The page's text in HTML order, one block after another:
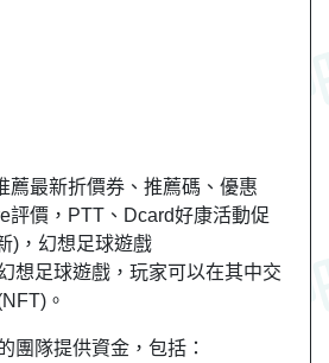
薦最新折價券、推薦碼、優惠
評價，PTT、Dcard好康活動促
)，幻想足球遊戲
想足球遊戲，玩家可以在其中交
。
團隊提供資金，包括：